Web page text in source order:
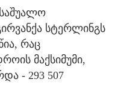
საშუალო
სტერლინგს
რაც
მაქსიმუმი,
- 293 507